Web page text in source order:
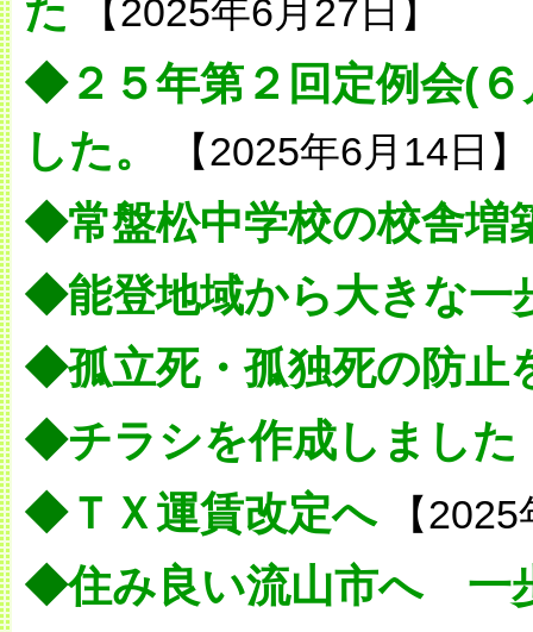
た
【2025年6月27日】
◆２５年第２回定例会(
した。
【2025年6月14日】
◆常盤松中学校の校舎増
◆能登地域から大きな一
◆孤立死・孤独死の防止
◆チラシを作成しました
◆ＴＸ運賃改定へ【2025
◆住み良い流山市へ 一